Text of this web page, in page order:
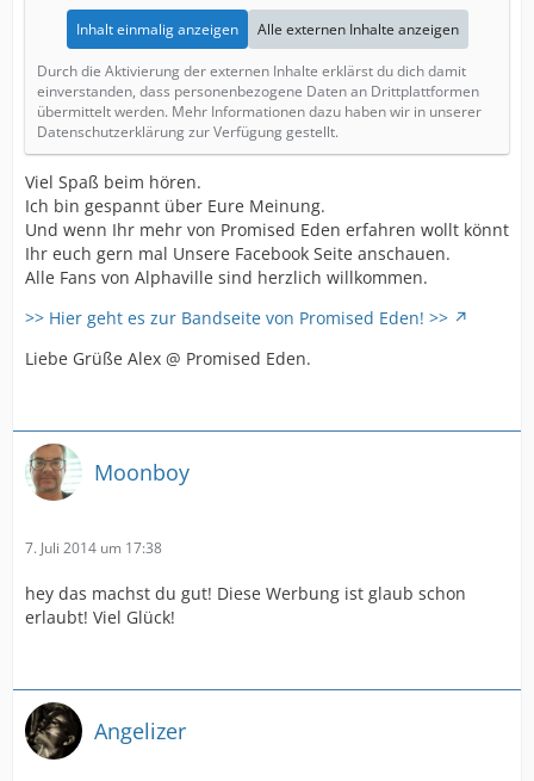
Inhalt einmalig anzeigen Alle externen Inhalte anzeigen
Durch die Aktivierung der externen Inhalte erklärst du dich damit
einverstanden, dass personenbezogene Daten an Drittplattformen
übermittelt werden. Mehr Informationen dazu haben wir in unserer
Datenschutzerklärung zur Verfügung gestellt.
Viel Spaß beim hören.
Ich bin gespannt über Eure Meinung.
Und wenn Ihr mehr von Promised Eden erfahren wollt könnt
Ihr euch gern mal Unsere Facebook Seite anschauen.
Alle Fans von Alphaville sind herzlich willkommen.
>> Hier geht es zur Bandseite von Promised Eden! >>
Liebe Grüße Alex @ Promised Eden.
Moonboy
7. Juli 2014 um 17:38
hey das machst du gut! Diese Werbung ist glaub schon
erlaubt! Viel Glück!
Angelizer